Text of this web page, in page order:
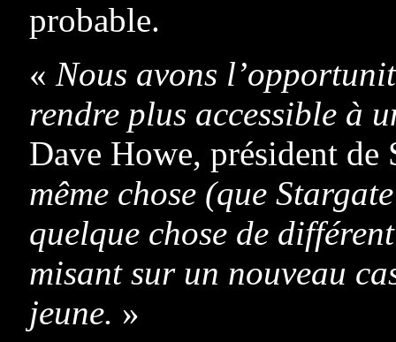
probable.
« Nous avons
rendre plus accessible à
Dave Howe, président
même chose (que
quelque chose de
misant sur un nouveau
jeune. »